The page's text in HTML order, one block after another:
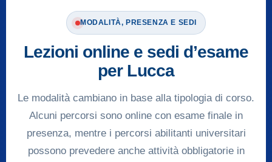
MODALITÀ, PRESENZA E SEDI
Lezioni online e sedi d’esame
per Lucca
Le modalità cambiano in base alla tipologia di corso.
Alcuni percorsi sono online con esame finale in
presenza, mentre i percorsi abilitanti universitari
possono prevedere anche attività obbligatorie in